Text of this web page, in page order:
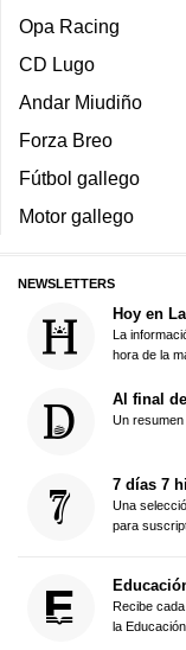
Opa Racing
CD Lugo
Andar Miudiño
Forza Breo
Fútbol gallego
Motor gallego
NEWSLETTERS
Hoy en
La
hora de la
Al final
Un
7 días 7
Una
para
Recibe
la Educación